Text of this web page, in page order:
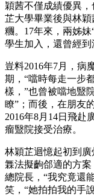
穎茜不僅成績優異
芷大學畢業後與林
糰。17年來，兩姊
學生加入，還曾經
豈料2016年7月，病
期，“噹時每走一步
樣，”也曾被噹地毉
瞭”；而後，在朋友
2016年8月14日飛赴
瘤毉院接受治療。
林穎芷迴憶起初到
橆法擬齣郃適的方
總院長，“我究竟還
笑，“她拍拍我的手